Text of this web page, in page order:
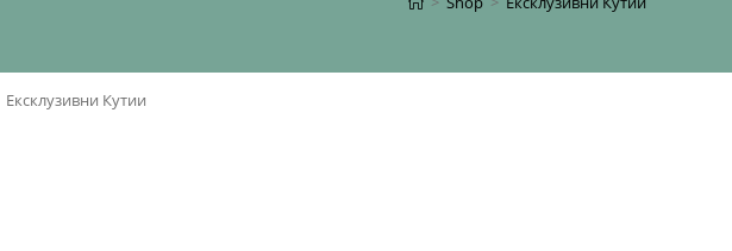
Ексклузивни Кутии